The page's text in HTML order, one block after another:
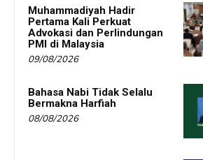
Muhammadiyah Hadir
Pertama Kali Perkuat
Advokasi dan Perlindungan
PMI di Malaysia
09/08/2026
Bahasa Nabi Tidak Selalu
Bermakna Harfiah
08/08/2026